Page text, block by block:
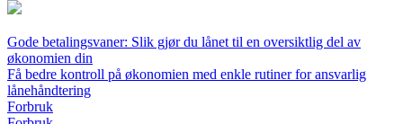
Gode betalingsvaner: Slik gjør du lånet til en oversiktlig del av
økonomien din
Få bedre kontroll på økonomien med enkle rutiner for ansvarlig
lånehåndtering
Forbruk